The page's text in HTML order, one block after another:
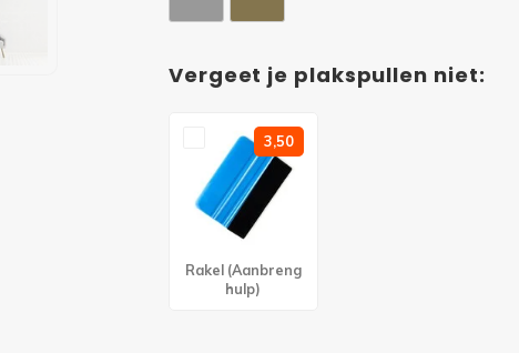
Vergeet je plakspullen niet:
3,50
Rakel (Aanbreng
hulp)